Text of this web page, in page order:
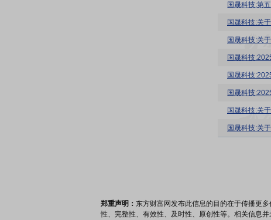
国晟科技:第
国晟科技:关
国晟科技:关
国晟科技
国晟科技
国晟科技
国晟科技:关
国晟科技:关
郑重声明： 东方财富网发布此信息的目的在于传播更
性、完整性、有效性、及时性、原创性等。相关信息